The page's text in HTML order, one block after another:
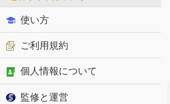
使い方
ご利用規約
個人情報について
監修と運営